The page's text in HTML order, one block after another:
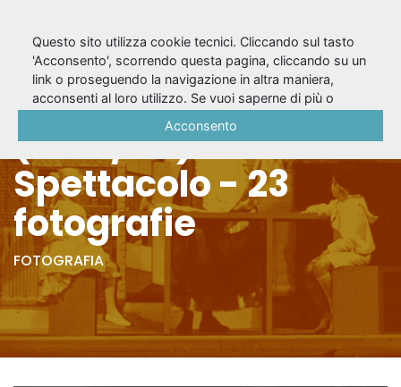
Il viaggio incantato
(1983/84) -
Spettacolo - 23
fotografie
FOTOGRAFIA
Questo sito utilizza cookie tecnici. Cliccando sul tasto
'Acconsento', scorrendo questa pagina, cliccando su un
link o proseguendo la navigazione in altra maniera,
acconsenti al loro utilizzo. Se vuoi saperne di più o
Acconsento